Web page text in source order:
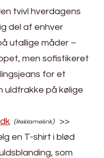
tvivl hverdagens
del af enhver
utallige måder –
men sofistikeret
for et
uldfrakke på kølige
>>
en T-shirt i blød
som